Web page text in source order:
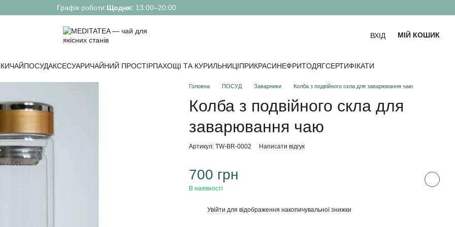
Графік роботи:Щодня: 13:00–20:00
ВХІД МІЙ КОШИК
ЧАЙПОСУДАКСЕСУАРИЧАЙНИЙ ПРОСТІРПАХОЩІ ТА КУРИЛЬНИЦІПРИКРАСИНЕФРИТОДЯГСЕРТИФІКАТИ
Головна ПОСУД Заварники Колба з подвійного скла для заварювання чаю
Колба з подвійного скла для
заварювання чаю
Артикул: TW-BR-0002 Написати відгук
700 грн
В наявності
Увійти для відображення накопичувальної знижки